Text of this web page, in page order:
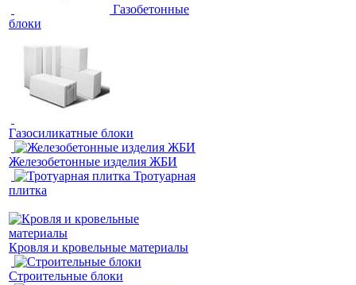
Газобетонные
блоки
Газосиликатные блоки
Железобетонные изделия ЖБИ
Тротуарная
плитка
Кровля и кровельные материалы
Строительные блоки